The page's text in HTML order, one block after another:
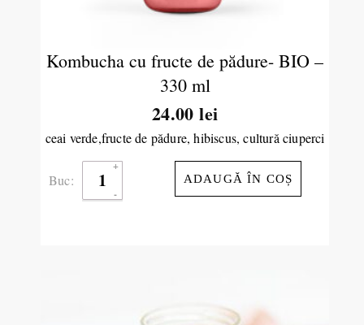
Kombucha cu fructe de pădure- BIO –
330 ml
24.00lei
ceai verde,fructe de pădure, hibiscus, cultură ciuperci
Buc: ADAUGĂ ÎN COȘ